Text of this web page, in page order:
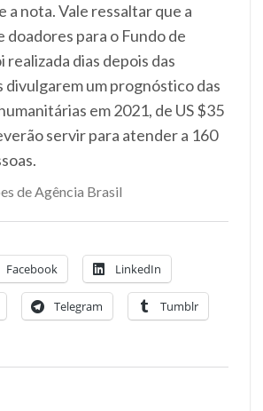
a nota.Vale ressaltar que a
doadores para o Fundo de
realizada dias depois das
divulgarem um prognóstico das
em 2021, de US $35
servir para atender a 160
de Agência Brasil
Facebook LinkedIn
Telegram Tumblr